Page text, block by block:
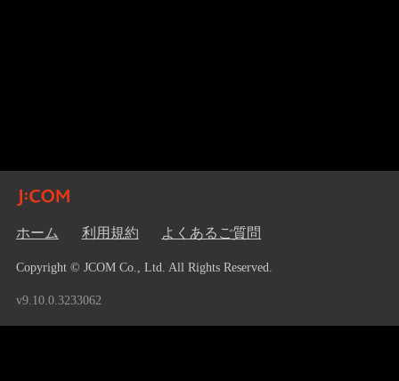
ホーム 利用規約 よくあるご質問
Copyright © JCOM Co., Ltd. All Rights Reserved.
v9.10.0.3233062